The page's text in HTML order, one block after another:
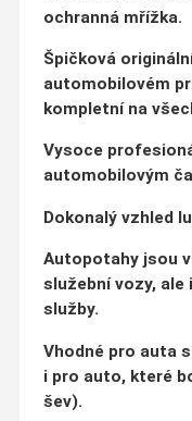
ochranná mřížka.
Špičková
automobilovém
kompletní na
Vysoce
automobilovým
Dokonalý vzhled
Autopotahy jsou
služební vozy,
služby.
Vhodné pro auta
i pro auto, které
šev).